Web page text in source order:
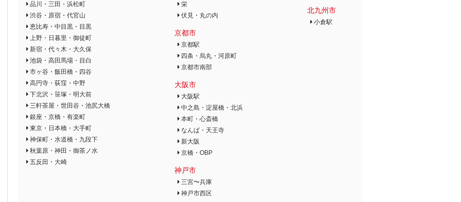
品川・三田・浜松町
渋谷・原宿・代官山
恵比寿・中目黒・目黒
上野・日暮里・御徒町
新宿・代々木・大久保
池袋・高田馬場・目白
市ヶ谷・飯田橋・四谷
高円寺・荻窪・中野
下北沢・笹塚・明大前
三軒茶屋・世田谷・池尻大橋
銀座・京橋・有楽町
東京・日本橋・大手町
神保町・水道橋・九段下
秋葉原・神田・御茶ノ水
五反田・大崎
栄
伏見・丸の内
京都市
京都駅
四条・烏丸・河原町
京都市南部
大阪市
大阪駅
中之島・淀屋橋・北浜
本町・心斎橋
なんば・天王寺
新大阪
京橋・OBP
神戸市
三宮〜兵庫
神戸市西区
北九州市
小倉駅